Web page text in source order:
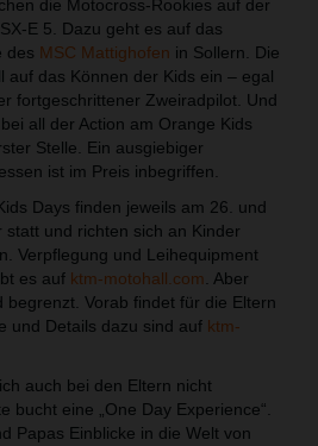
die Motocross-Rookies auf der
E 5. Dazu geht es auf das
des MSC Mattighofen in Sollern. Die
auf das Können der Kids ein – egal
fortgeschrittener Zweiradpilot. Und
all der Action am Orange Kids
Stelle. Ein ausgiebiger
ist im Preis inbegriffen.
Days finden jeweils am 26. und
statt und richten sich an Kinder
Verpflegung und Leihequipment
es auf ktm-motohall.com. Aber
begrenzt. Vorab findet für die Eltern
und Details dazu sind auf ktm-
auch bei den Eltern nicht
bucht eine „One Day Experience“.
Papas Einblicke in die Welt von